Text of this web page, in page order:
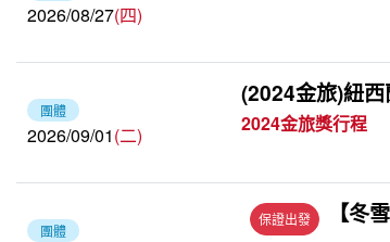
2026/08/27(四)
團體
2026/09/01(二)
(2024金旅)紐西
2024金旅獎行程
團體
保證出發 【冬